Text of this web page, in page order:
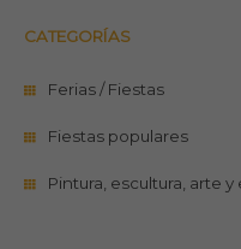
CATEGORÍAS
Ferias / Fiestas
Fiestas populares
Pintura, escultura, arte